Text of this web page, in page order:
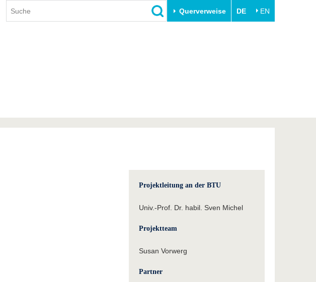
Querverweise DE EN
Kontakt Gründen an der BTU
Projektleitung an der BTU
Univ.-Prof. Dr. habil. Sven Michel
Projektteam
Susan Vorwerg
Partner